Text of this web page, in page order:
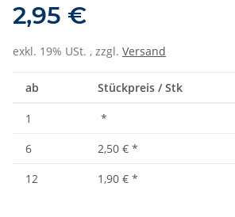
2,95 €
exkl. 19% USt. , zzgl. Versand
ab Stückpreis / Stk
1
*
6
2,50 € *
12
1,90 € *